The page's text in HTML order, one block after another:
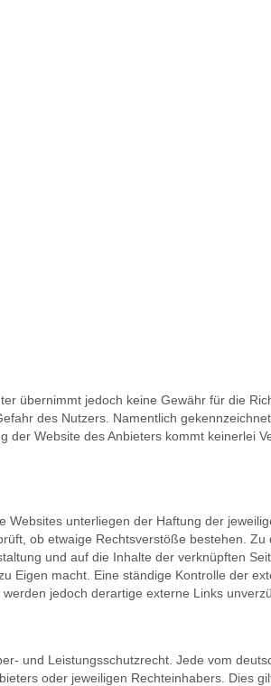
übernimmt jedoch keine Gewähr für die
des Nutzers. Namentlich
Website des Anbieters kommt keinerlei
unterliegen der Haftung der
ob etwaige Rechtsverstöße bestehen.
und auf die Inhalte der verknüpften
Eigen macht. Eine ständige Kontrolle der
jedoch derartige externe Links
und Leistungsschutzrecht. Jede vom
oder jeweiligen Rechteinhabers. Dies